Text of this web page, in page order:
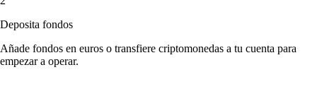
Deposita fondos
Añade fondos en euros o transfiere criptomonedas a tu cuenta para
empezar a operar.